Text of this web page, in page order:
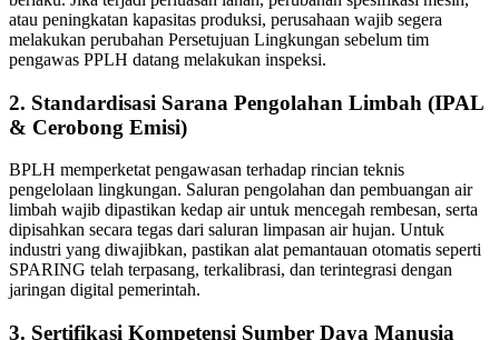
atau peningkatan kapasitas produksi, perusahaan wajib segera
melakukan perubahan Persetujuan Lingkungan sebelum tim
pengawas PPLH datang melakukan inspeksi.
2. Standardisasi Sarana Pengolahan Limbah (IPAL
& Cerobong Emisi)
BPLH memperketat pengawasan terhadap rincian teknis
pengelolaan lingkungan. Saluran pengolahan dan pembuangan air
limbah wajib dipastikan kedap air untuk mencegah rembesan, serta
dipisahkan secara tegas dari saluran limpasan air hujan. Untuk
industri yang diwajibkan, pastikan alat pemantauan otomatis seperti
SPARING telah terpasang, terkalibrasi, dan terintegrasi dengan
jaringan digital pemerintah.
3. Sertifikasi Kompetensi Sumber Daya Manusia